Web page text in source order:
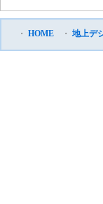
・ HOME ・ 地上デ